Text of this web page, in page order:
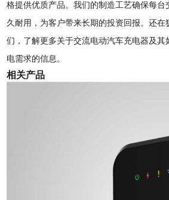
格提供优质产品。我们的制造工艺确保每台
久耐用，为客户带来长期的投资回报。还在
们，了解更多关于交流电动汽车充电器及其
电需求的信息。
相关产品